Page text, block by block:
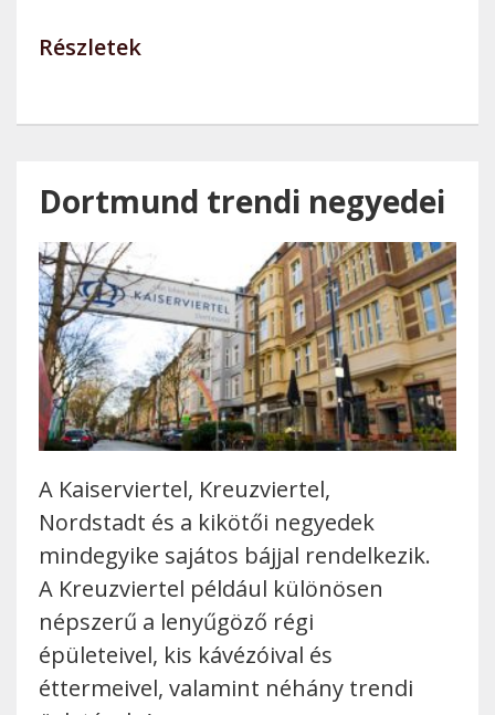
Részletek
Dortmund trendi negyedei
A Kaiserviertel, Kreuzviertel,
Nordstadt és a kikötői negyedek
mindegyike sajátos bájjal rendelkezik.
A Kreuzviertel például különösen
népszerű a lenyűgöző régi
épületeivel, kis kávézóival és
éttermeivel, valamint néhány trendi